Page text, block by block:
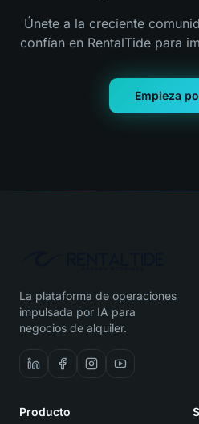
Únete a la creciente
confían en RentalTide para
Empieza
La plataforma de operaciones
impulsada por IA para
negocios de alquiler.
Producto